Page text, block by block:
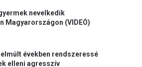
nevelkedik
Magyarországon (VIDEÓ)
években rendszeressé
elleni agresszív